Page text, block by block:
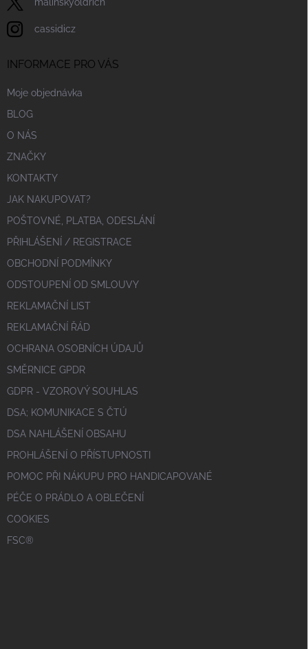
malinskyoldrich
cassidicz
INFORMACE PRO VÁS
Moje objednávka
BLOG
O NÁS
ZNAČKY
KONTAKTY
JAK NAKUPOVAT?
POŠTOVNÉ, PLATBA, ODESLÁNÍ
PŘIHLÁŠENÍ / REGISTRACE
OBCHODNÍ PODMÍNKY
ODSTOUPENÍ OD SMLOUVY
REKLAMAČNÍ LIST
REKLAMAČNÍ ŘÁD
OCHRANA OSOBNÍCH ÚDAJŮ
SMĚRNICE GPDR
GDPR - VZOROVÝ SOUHLAS
DSA; KOMUNIKACE S ČTÚ
DSA NAHLÁŠENÍ OBSAHU
PROHLÁŠENÍ O PŘÍSTUPNOSTI
POMOC PŘI NÁKUPU PRO HANDICAPOVANÉ
PÉČE O PRÁDLO A OBLEČENÍ
COOKIES
FSC®